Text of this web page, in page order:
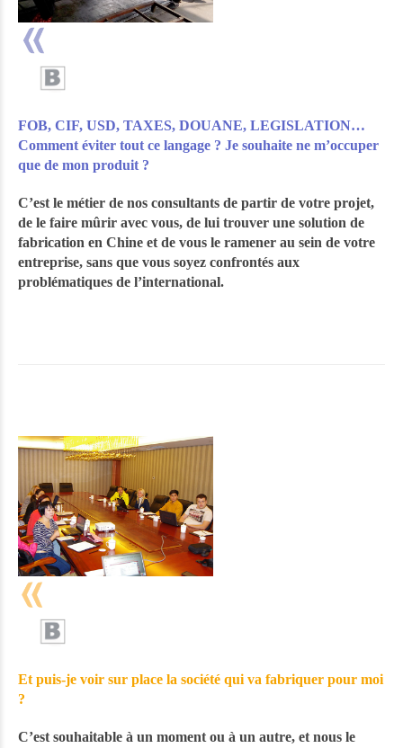
FOB, CIF, USD, TAXES, DOUANE, LEGISLATION…
Comment éviter tout ce langage ? Je souhaite ne m’occuper
que de mon produit ?
C’est le métier de nos consultants de partir de votre projet,
de le faire mûrir avec vous, de lui trouver une solution de
fabrication en Chine et de vous le ramener au sein de votre
entreprise, sans que vous soyez confrontés aux
problématiques de l’international.
Et puis-je voir sur place la société qui va fabriquer pour moi
?
C’est souhaitable à un moment ou à un autre, et nous le